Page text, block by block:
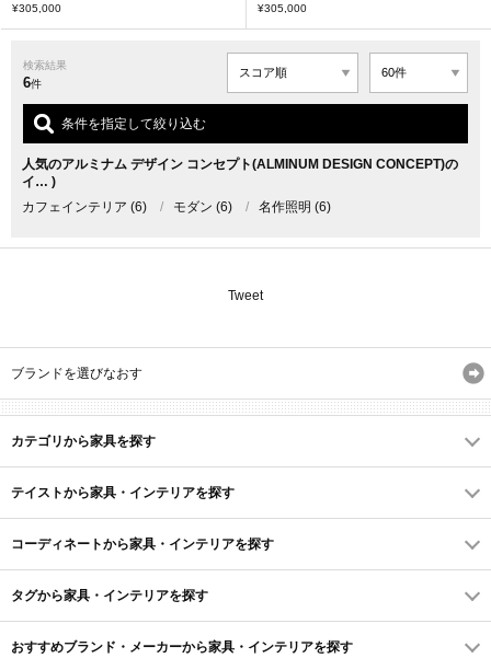
¥305,000 ¥305,000
検索結果
6件
条件を指定して絞り込む
人気のアルミナム デザイン コンセプト(ALMINUM DESIGN CONCEPT)の
イ… )
カフェインテリア (6) / モダン (6) / 名作照明 (6)
Tweet
ブランドを選びなおす
カテゴリから家具を探す
テイストから家具・インテリアを探す
コーディネートから家具・インテリアを探す
タグから家具・インテリアを探す
おすすめブランド・メーカーから家具・インテリアを探す